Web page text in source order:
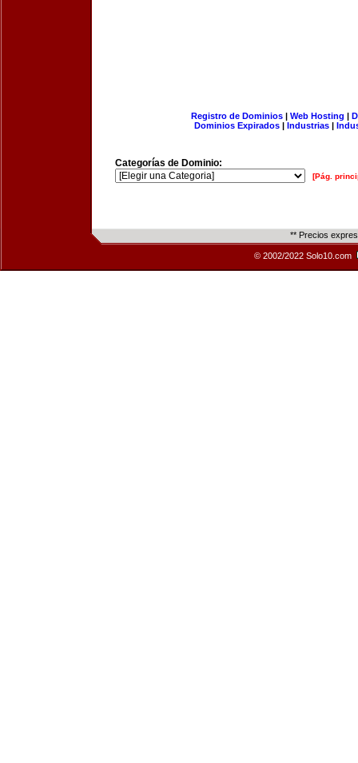
Registro de Dominios| Web Hosting |
Dominios Expirados | Industrias |
Categorías de Dominio:
[Pág.
** Precios
© 2002/2022 Solo10.com